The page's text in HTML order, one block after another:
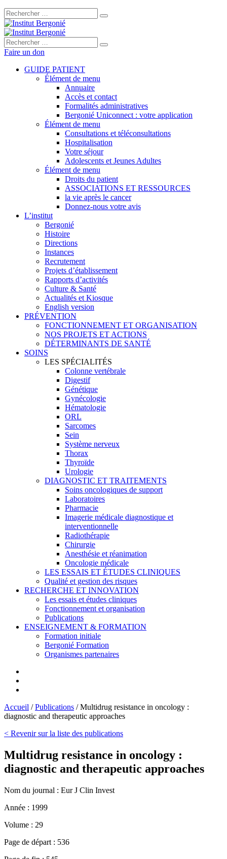
Rechercher :
Rechercher :
Faire un don
GUIDE PATIENT
Élément de menu
Annuaire
Accès et contact
Formalités administratives
Bergonié Uniconnect : votre application
Élément de menu
Consultations et téléconsultations
Hospitalisation
Votre séjour
Adolescents et Jeunes Adultes
Élément de menu
Droits du patient
ASSOCIATIONS ET RESSOURCES
la vie après le cancer
Donnez-nous votre avis
L’institut
Bergonié
Histoire
Directions
Instances
Recrutement
Projets d’établissement
Rapports d’activités
Culture & Santé
Actualités et Kiosque
English version
PRÉVENTION
FONCTIONNEMENT ET ORGANISATION
NOS PROJETS ET ACTIONS
DÉTERMINANTS DE SANTÉ
SOINS
LES SPÉCIALITÉS
Colonne vertébrale
Digestif
Génétique
Gynécologie
Hématologie
ORL
Sarcomes
Sein
Système nerveux
Thorax
Thyroïde
Urologie
DIAGNOSTIC ET TRAITEMENTS
Soins oncologiques de support
Laboratoires
Pharmacie
Imagerie médicale diagnostique et
interventionnelle
Radiothérapie
Chirurgie
Anesthésie et réanimation
Oncologie médicale
LES ESSAIS ET ÉTUDES CLINIQUES
Qualité et gestion des risques
RECHERCHE ET INNOVATION
Les essais et études cliniques
Fonctionnement et organisation
Publications
ENSEIGNEMENT & FORMATION
Formation initiale
Bergonié Formation
Organismes partenaires
Accueil /Publications /Multidrug resistance in oncology :
diagnostic and therapeutic approaches
< Revenir sur la liste des publications
Multidrug resistance in oncology :
diagnostic and therapeutic approaches
Nom du journal : Eur J Clin Invest
Année : 1999
Volume : 29
Page de départ : 536